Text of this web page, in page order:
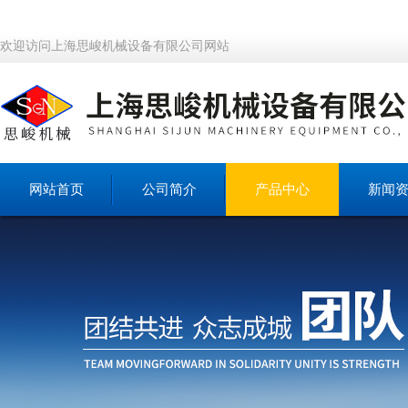
欢迎访问上海思峻机械设备有限公司网站
网站首页 公司简介 产品中心 新闻